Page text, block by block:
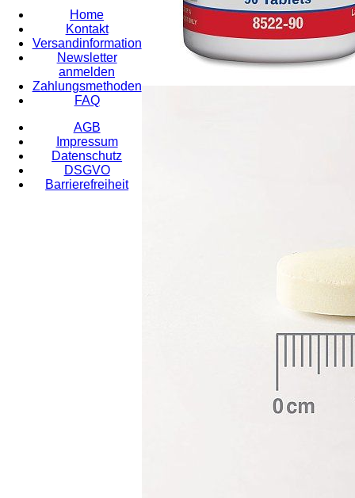
Home
Kontakt
Versandinformation
Newsletter
anmelden
Zahlungsmethoden
FAQ
AGB
Impressum
Datenschutz
DSGVO
Barrierefreiheit